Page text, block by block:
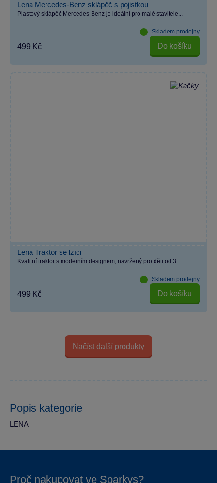
Lena Mercedes-Benz sklápěč s pojistkou
Plastový sklápěč Mercedes-Benz je ideální pro malé stavitele...
Skladem prodejny
499 Kč Do košíku
Lena Traktor se lžíci
Kvalitní traktor s moderním designem, navržený pro děti od 3...
Skladem prodejny
499 Kč Do košíku
Načíst další produkty
Popis kategorie
LENA
Proč nakupovat ve Sparkys?